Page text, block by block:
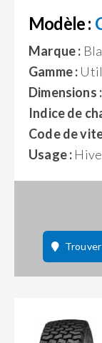
Modèle :
Marque :
Gamme :
Dimensions :
Indice de
Code de
Usage :